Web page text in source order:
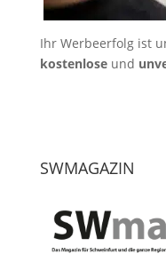
Ihr Werbeerfolg ist
kostenloseund
SWMAGAZIN